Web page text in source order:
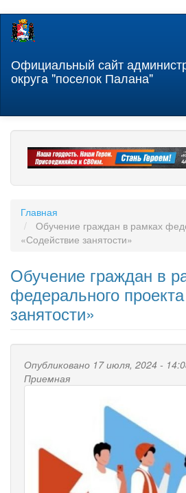
Перейти
содержанию
Официальный сайт
округа "поселок Палана"
Главная
Обучение граждан в рамках
«Содействие занятости»
Обучение граждан в
федерального
занятости»
Опубликовано 17 июля, 2024 -
Приемная